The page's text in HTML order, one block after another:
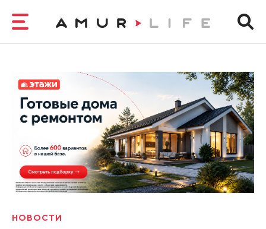
НОВОСТИ